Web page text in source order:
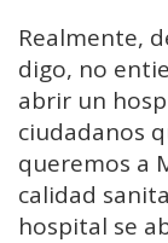
Realmente,
digo, no
abrir un
ciudadanos
queremos a
calidad
hospital se